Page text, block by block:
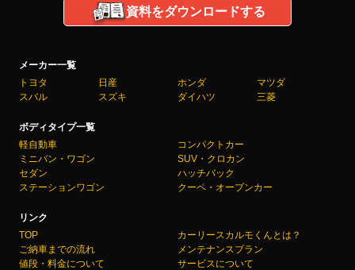
メーカー一覧
トヨタ
日産 ホンダ
マツダ
スバル
スズキ ダイハツ 三菱
ボディタイプ一覧
軽自動車
コンパクトカー
ミニバン・ワゴン
SUV・クロカン
セダン
ハッチバック
ステーションワゴン
クーペ・オープンカー
リンク
TOP
カーリースカルモくんとは？
ご納車までの流れ
メンテナンスプラン
値段・料金について
サービスについて
資料をダウンロードする